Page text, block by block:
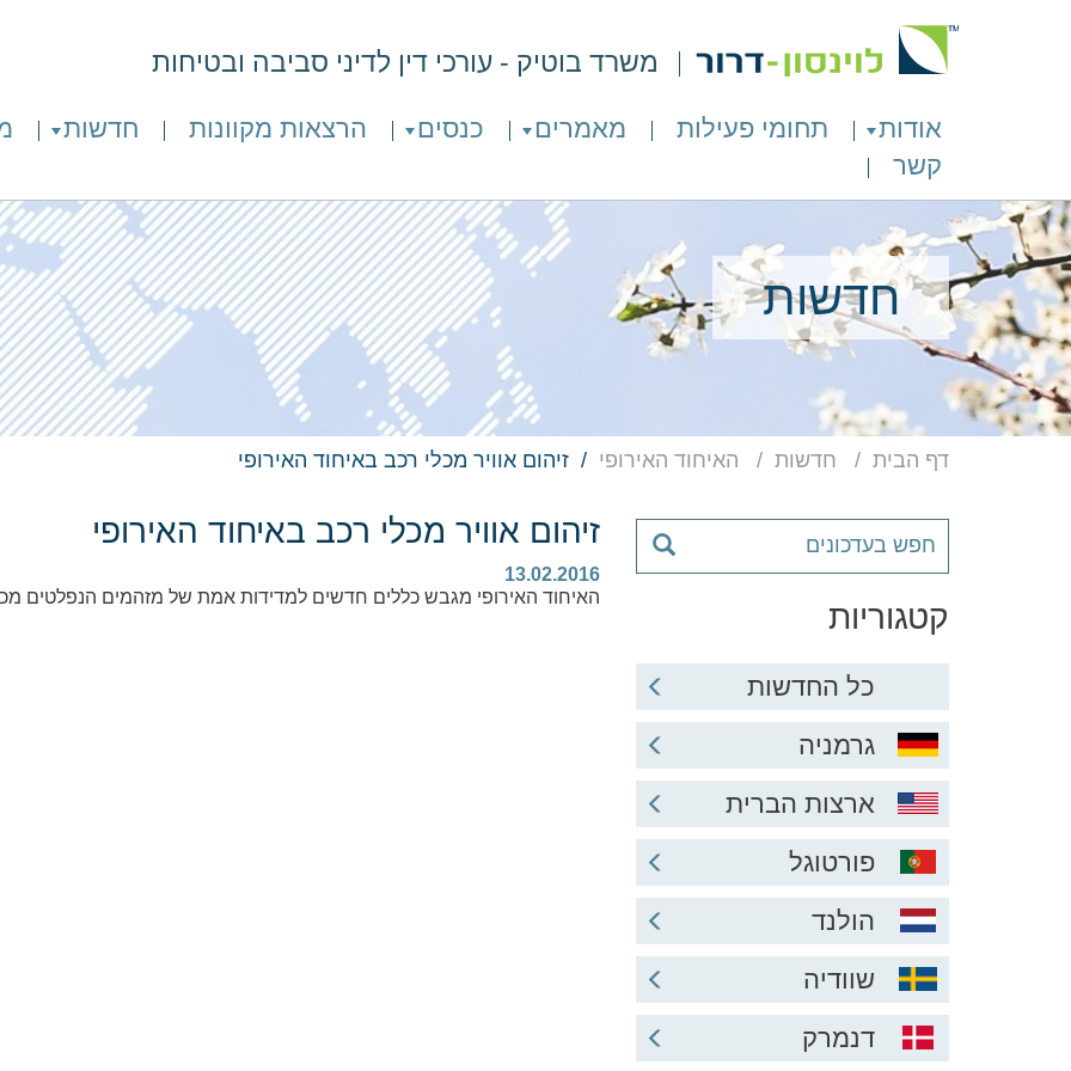
משרד בוטיק - עורכי דין לדיני סביבה ובטיחות
אודות תחומי פעילות מאמרים כנסים הרצאות מקוונות חדשות
קשר
חדשות
דף הבית חדשות האיחוד האירופי זיהום אוויר מכלי רכב באיחוד האירופי
קטגוריות
כל החדשות
גרמניה
ארצות הברית
פורטוגל
הולנד
שוודיה
דנמרק
זיהום אוויר מכלי רכב באיחוד האירופי
13.02.2016
האיחוד האירופי מגבש כללים חדשים למדידות אמת של מזהמים הנפלטים